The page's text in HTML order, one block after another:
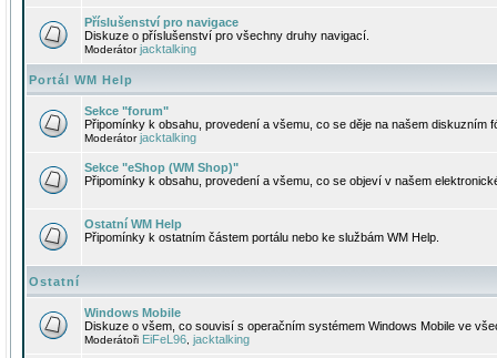
Příslušenství pro navigace
Diskuze o příslušenství pro všechny druhy navigací.
Moderátorjacktalking
Portál WM Help
Sekce "forum"
Připomínky k obsahu, provedení a všemu, co se děje na našem diskuzním
Moderátorjacktalking
Sekce "eShop (WM Shop)"
Připomínky k obsahu, provedení a všemu, co se objeví v našem
Ostatní WM Help
Připomínky k ostatním částem portálu nebo ke službám WM Help.
Ostatní
Windows Mobile
Diskuze o všem, co souvisí s operačním systémem Windows Mobile ve
Moderátoři EiFeL96 jacktalking